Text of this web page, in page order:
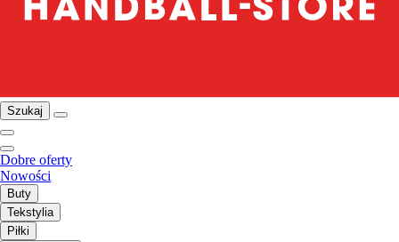
Szukaj
Dobre oferty
Nowości
Buty
Tekstylia
Piłki